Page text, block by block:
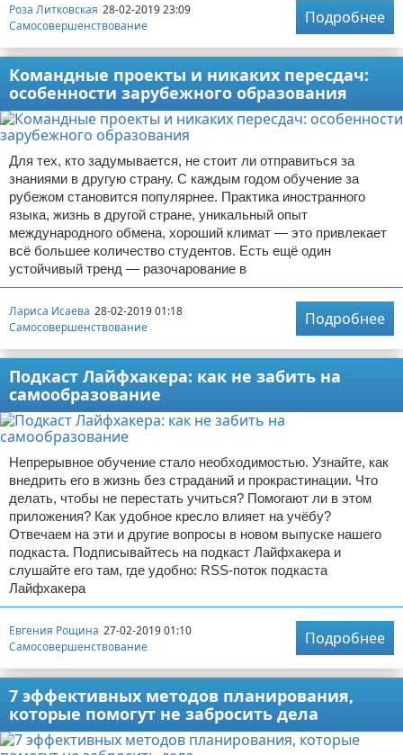
Роза Литковская 28-02-2019 23:09
Самосовершенствование
Подробнее
Командные проекты и никаких пересдач:
особенности зарубежного образования
Для тех, кто задумывается, не стоит ли отправиться за
знаниями в другую страну. С каждым годом обучение за
рубежом становится популярнее. Практика иностранного
языка, жизнь в другой стране, уникальный опыт
международного обмена, хороший климат — это привлекает
всё большее количество студентов. Есть ещё один
устойчивый тренд — разочарование в
Лариса Исаева 28-02-2019 01:18
Самосовершенствование
Подробнее
Подкаст Лайфхакера: как не забить на
самообразование
Непрерывное обучение стало необходимостью. Узнайте, как
внедрить его в жизнь без страданий и прокрастинации. Что
делать, чтобы не перестать учиться? Помогают ли в этом
приложения? Как удобное кресло влияет на учёбу?
Отвечаем на эти и другие вопросы в новом выпуске нашего
подкаста. Подписывайтесь на подкаст Лайфхакера и
слушайте его там, где удобно: RSS-поток подкаста
Лайфхакера
Евгения Рощина 27-02-2019 01:10
Самосовершенствование
Подробнее
7 эффективных методов планирования,
которые помогут не забросить дела